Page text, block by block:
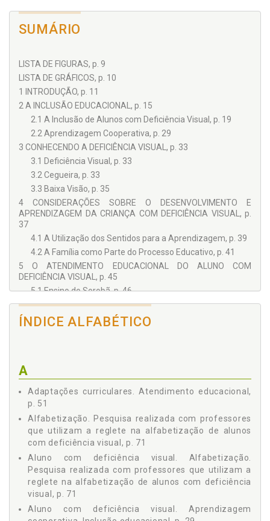
de Santa Catarina e coordena o Núcleo de Gestão de Design.
Tem experiência na área de Desenho Industrial, com ênfase
usabilidade. Participa dos programas de Pós-graduação em
Design, Engenharia de Produção e Orientador no Programa
de Pós-graduação em Engenharia de Gestão do
Conhecimento, todos da UFSC. Faz parte do grupo de
avaliadores do INEP/MEC e do Conselho Estadual de
Educação de Santa Catarina na avaliação de cursos. É líder
do grupo de pesquisa em gestão de design e pesquisador
CNPq. Bolsista de Produtividade em Pesquisa do CNPq - Nível
2.
SUMÁRIO
LISTA DE FIGURAS, p. 9
LISTA DE GRÁFICOS, p. 10
1 INTRODUÇÃO, p. 11
2 A INCLUSÃO EDUCACIONAL, p. 15
2.1 A Inclusão de Alunos com Deficiência Visual, p. 19
2.2 Aprendizagem Cooperativa, p. 29
3 CONHECENDO A DEFICIÊNCIA VISUAL, p. 33
3.1 Deficiência Visual, p. 33
3.2 Cegueira, p. 33
3.3 Baixa Visão, p. 35
4 CONSIDERAÇÕES SOBRE O DESENVOLVIMENTO E
APRENDIZAGEM DA CRIANÇA COM DEFICIÊNCIA VISUAL, p.
37
4.1 A Utilização dos Sentidos para a Aprendizagem, p. 39
4.2 A Família como Parte do Processo Educativo, p. 41
5 O ATENDIMENTO EDUCACIONAL DO ALUNO COM
DEFICIÊNCIA VISUAL, p. 45
5.1 Ensino do Sorobã, p. 46
5.2 Orientação e Mobilidade, p. 48
5.3 Atividades da Vida Diária, p. 49
5.8 Recursos Tecnológicos, p. 53
6.1 Os Recursos Usualmente Utilizados na Escrita, p. 60
6.2 Reglete - Características e Dimensões, p. 66
7 PESQUISA REALIZADA COM PROFESSORES QUE UTILIZAM
A REGLETE NA ALFABETIZAÇÃO DE ALUNOS COM
DEFICIÊNCIA VISUAL, p. 71
7.1 Estratégias Metodológicas, p. 71
8 A NOVA PROPOSTA - A ESCRITA NÃO INVERTIDA, p. 79
8.1 A Escrita na Nova Proposta, p. 79
ÍNDICE ALFABÉTICO
A
Adaptações curriculares. Atendimento educacional,
p. 51
Alfabetização. Pesquisa realizada com professores
que utilizam a reglete na alfabetização de alunos
com deficiência visual, p. 71
Aluno com deficiência visual. Alfabetização.
Pesquisa realizada com professores que utilizam a
reglete na alfabetização de alunos com deficiência
visual, p. 71
Aluno com deficiência visual. Aprendizagem